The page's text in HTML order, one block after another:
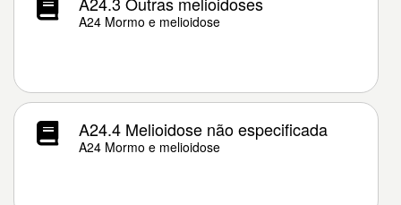
A24 Mormo e melioidose
A24.4 Melioidose não especificada
A24 Mormo e melioidose